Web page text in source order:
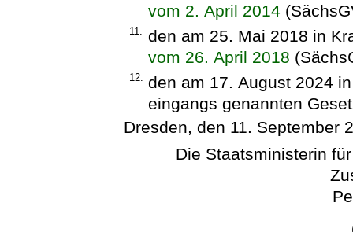
vom 2. April 2014
11.
den am 25. Mai 2018 in
vom 26. April 2018
12.
den am 17. August 2024
eingangs genannten
Dresden, den 11. September
Die Staatsministerin